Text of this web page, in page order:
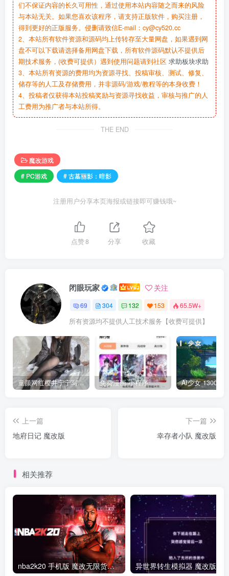
们不保证内容的长久可用性，通过使用本站内容随之而来的风险
与本站无关。如果您喜欢该程序，请支持正版软件，购买注册，
得到更好的正版服务。侵删请致信E-mail：cy@cy520.cc
2、本站所有软件资源和源码均上传转存至大量网盘，如果遇到网
盘不可以下载请选择备用网盘下载，所有软件源码默认不提供后
期技术服务，(收费可提供）遇到使用问题请到社区 求助板块求助
3、本站所有资源的费用均为资源寻找、投稿审核、测试、修复、
储存等的人工及存储费用，并非源码/游戏/教程等的本身收费！
4、投稿者仅获得本站投稿奖励与资源寻找收益，审核与推广的人
工费用为推广者与本站所得。
THE END
魔改游戏
# PC游戏
# 古墓丽影：暗影
注册用户分享本页海报或链接即可赚钱哦~
点赞8 分享 收藏
闭眼玩家 关注
69 304 132 153 65.5W+
所有资源均不提供人工技术服务【收费可提供】
童颜网红樱井宁宁写真集套图 免费漫画 小程序
上一篇
地府日记 魔改版
下一篇
幸存者小队 魔改版
相关推荐
nba2k20 手机版 魔改无限货币版 异世界转生模拟器 魔改版